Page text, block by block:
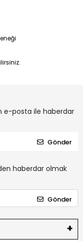
e-posta ile haberdar
Gönder
haberdar olmak
Gönder